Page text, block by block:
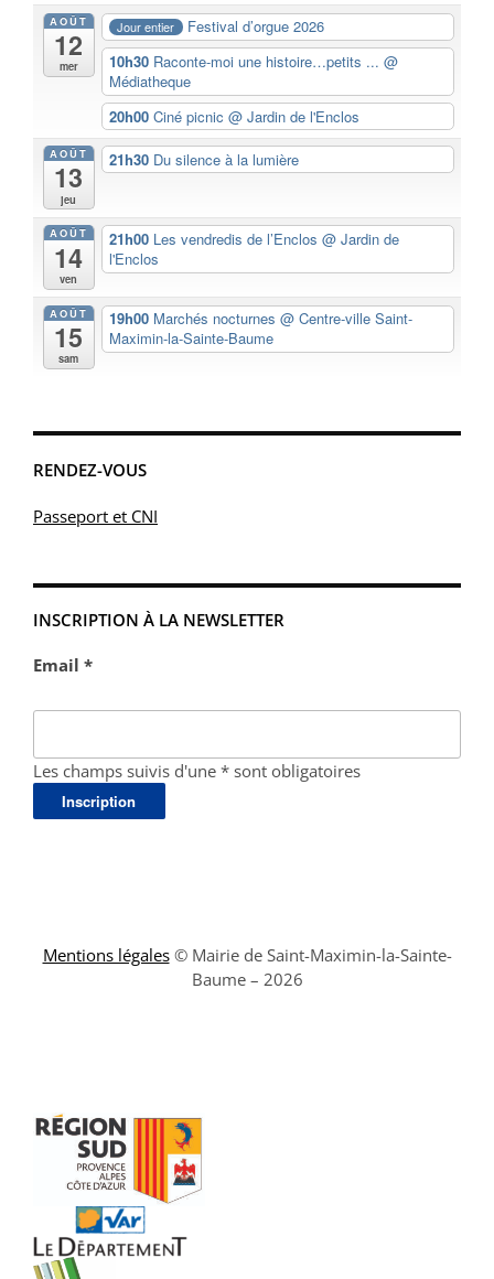
AOÛT
12
mer
Jour entier
Festival d’orgue 2026
10h30 Raconte-moi une histoire…petits ... @
Médiatheque
20h00 Ciné picnic @ Jardin de l'Enclos
AOÛT
13
jeu
21h30 Du silence à la lumière
AOÛT
14
ven
21h00 Les vendredis de l’Enclos @ Jardin de
l'Enclos
AOÛT
15
sam
19h00 Marchés nocturnes @ Centre-ville Saint-
Maximin-la-Sainte-Baume
RENDEZ-VOUS
Passeport et CNI
INSCRIPTION À LA NEWSLETTER
Email *
Les champs suivis d'une * sont obligatoires
Mentions légales© Mairie de Saint-Maximin-la-Sainte-
Baume – 2026